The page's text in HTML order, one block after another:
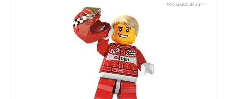
Kód:LEGO08803-11